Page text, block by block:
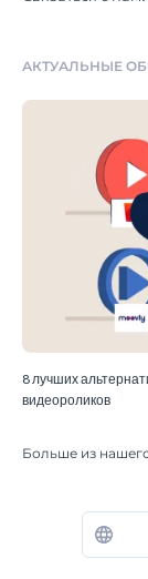
АКТУАЛЬНЫЕ
8 лучших
видеороликов
Больше из